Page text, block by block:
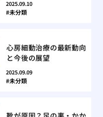
2025.09.10
未分類
心房細動治療の最新動向
と今後の展望
2025.09.09
未分類